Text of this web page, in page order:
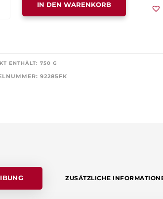
IN DEN WARENKORB
ENTHÄLT: 750G
92285FK
ZUSÄTZLICHE